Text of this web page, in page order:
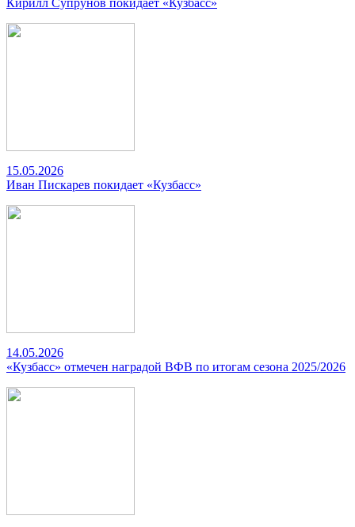
Кирилл Супрунов покидает «Кузбасс»
15.05.2026
Иван Пискарев покидает «Кузбасс»
14.05.2026
«Кузбасс» отмечен наградой ВФВ по итогам сезона 2025/2026